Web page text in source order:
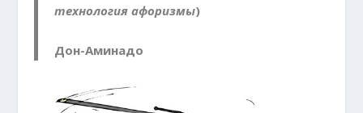
технология афоризмы)
Дон-Аминадо